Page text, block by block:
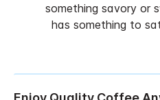
something savory or
has something to